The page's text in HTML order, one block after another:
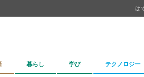
は
暮らし 学び テクノロジー